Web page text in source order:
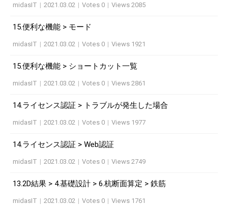
midasIT | 2021.03.02 | Votes 0 | Views 2085
15.便利な機能 > モード
midasIT | 2021.03.02 | Votes 0 | Views 1921
15.便利な機能 > ショートカット一覧
midasIT | 2021.03.02 | Votes 0 | Views 2861
14.ライセンス認証 > トラブルが発生した場合
midasIT | 2021.03.02 | Votes 0 | Views 1977
14.ライセンス認証 > Web認証
midasIT | 2021.03.02 | Votes 0 | Views 2749
13.2D結果 > 4.基礎設計 > 6.杭断面算定 > 鉄筋
midasIT | 2021.03.02 | Votes 0 | Views 1761